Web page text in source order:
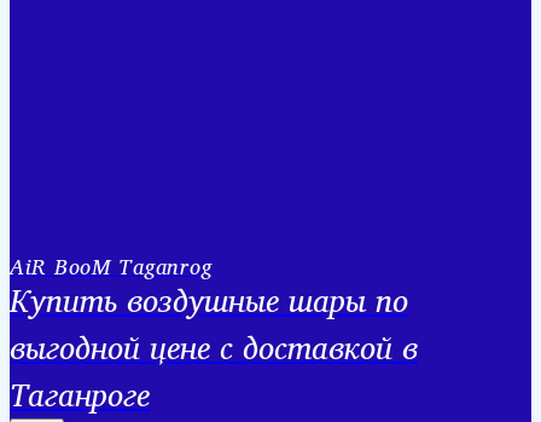
AiR BooM Taganrog
Купить воздушные шары по
выгодной цене с доставкой в
Таганроге